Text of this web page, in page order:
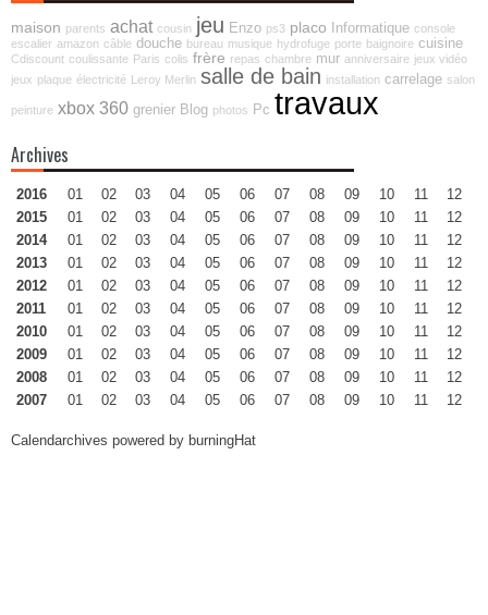
maison parents achat cousin jeu Enzo ps3 placo Informatique console
escalier amazon câble douche bureau musique hydrofuge porte baignoire cuisine
Cdiscount coulissante Paris colis frère repas chambre mur anniversaire jeux vidéo
jeux plaque électricité Leroy Merlin salle de bain installation carrelage salon
peinture xbox 360 grenier Blog photos Pc travaux
Archives
2016 01 02 03 04 05 06 07 08 09 10 11
12
2015
01 02 03 04 05 06 07 08 09 10 11
12
2014
01 02 03 04 05 06 07 08 09 10 11
12
2013
01 02 03 04 05 06 07 08 09 10 11
12
2012
01 02 03 04 05 06 07 08 09 10 11
12
2011
01 02 03 04 05 06 07 08 09 10 11
12
2010
01 02 03 04 05 06 07 08 09 10 11
12
2009
01 02 03 04 05 06 07 08 09 10 11
12
2008
01 02 03 04 05 06 07 08 09 10 11
12
2007
01 02 03 04 05 06 07 08 09 10 11 12
Calendarchives powered by burningHat